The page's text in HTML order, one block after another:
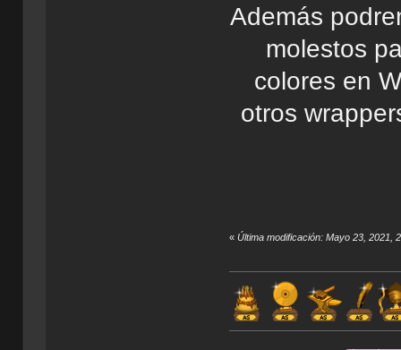
Además
molestos
colores en
otros
«Última modificación: Mayo 23, 2021,